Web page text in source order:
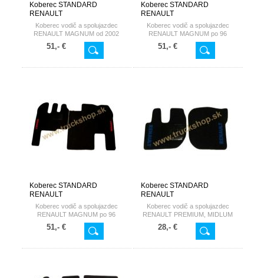
Koberec STANDARD
RENAULT
Koberec vodič a spolujazdec
RENAULT MAGNUM od 2002
SALON
51,- €
Koberec STANDARD
RENAULT
Koberec vodič a spolujazdec
RENAULT MAGNUM po 96
51,- €
Koberec STANDARD
RENAULT
Koberec vodič a spolujazdec
RENAULT MAGNUM po 96
otáčacia stolička
51,- €
Koberec STANDARD
RENAULT
Koberec vodič a spolujazdec
RENAULT PREMIUM, MIDLUM
28,- €